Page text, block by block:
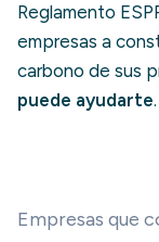
Reglamento
empresas a
carbono de sus
puede ayudarte.
Empresas que